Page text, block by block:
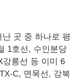
곳 중 하나로 평
1호선, 수인분당
강릉선 등 이미 6
C, 면목선, 강북